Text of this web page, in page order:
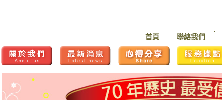
聯絡我們
首頁